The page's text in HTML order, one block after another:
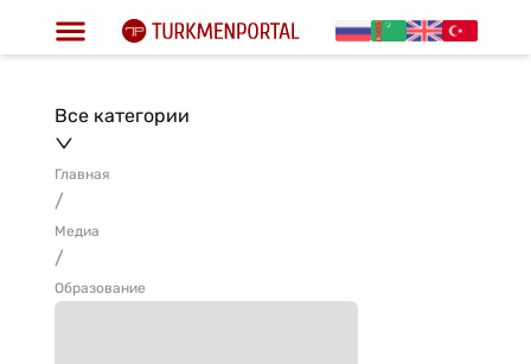
Все категории
Главная
/
Медиа
/
Образование